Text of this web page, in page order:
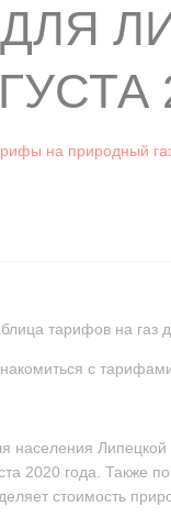
на природный
тарифов на газ
с
населения
2020 года. Также
стоимость